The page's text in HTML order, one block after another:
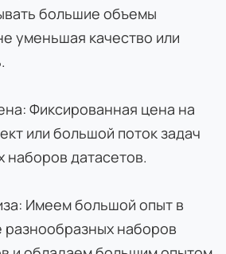
большие объемы
уменьшая качество или
Фиксированная цена на
или большой поток задач
наборов датасетов.
Имеем большой опыт в
разнообразных наборов